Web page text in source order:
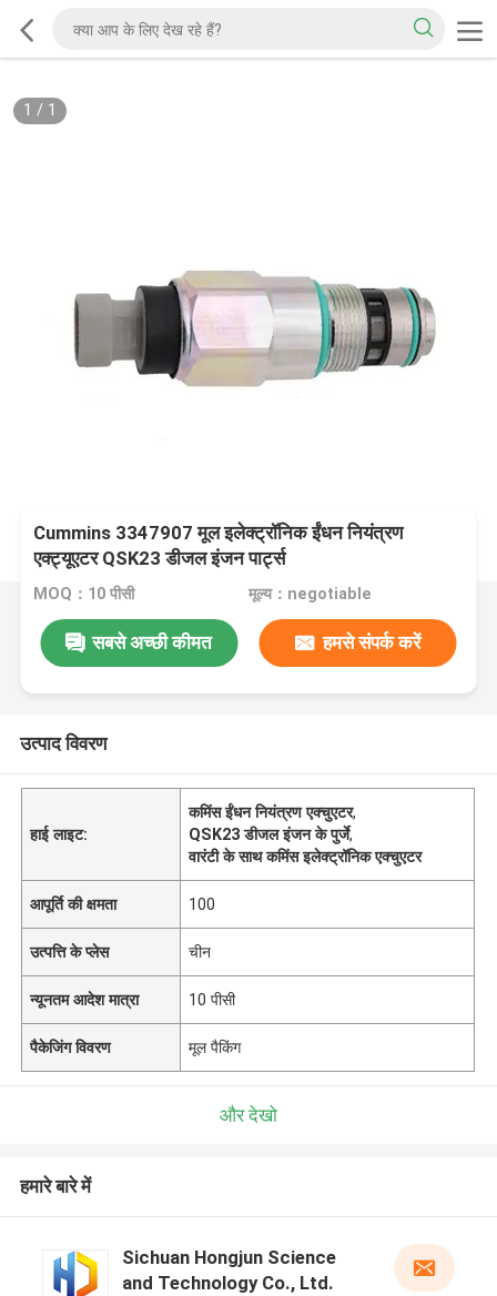
1 / 1
Cummins 3347907 मूल इलेक्ट्रॉनिक ईंधन नियंत्रण
एक्ट्यूएटर QSK23 डीजल इंजन पार्ट्स
MOQ：10 पीसी मूल्य：negotiable
सबसे अच्छी कीमत हमसे संपर्क करें
उत्पाद विवरण
हाई लाइट:
कमिंस ईंधन नियंत्रण एक्चुएटर,
QSK23 डीजल इंजन के पुर्जे,
वारंटी के साथ कमिंस इलेक्ट्रॉनिक एक्चुएटर
आपूर्ति की क्षमता 100
उत्पत्ति के प्लेस चीन
न्यूनतम आदेश मात्रा 10 पीसी
पैकेजिंग विवरण मूल पैकिंग
और देखो
हमारे बारे में
Sichuan Hongjun Science
and Technology Co., Ltd.